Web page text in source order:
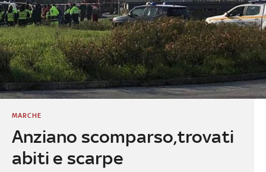
Anziano scomparso,trovati
abiti e scarpe
MARCHE